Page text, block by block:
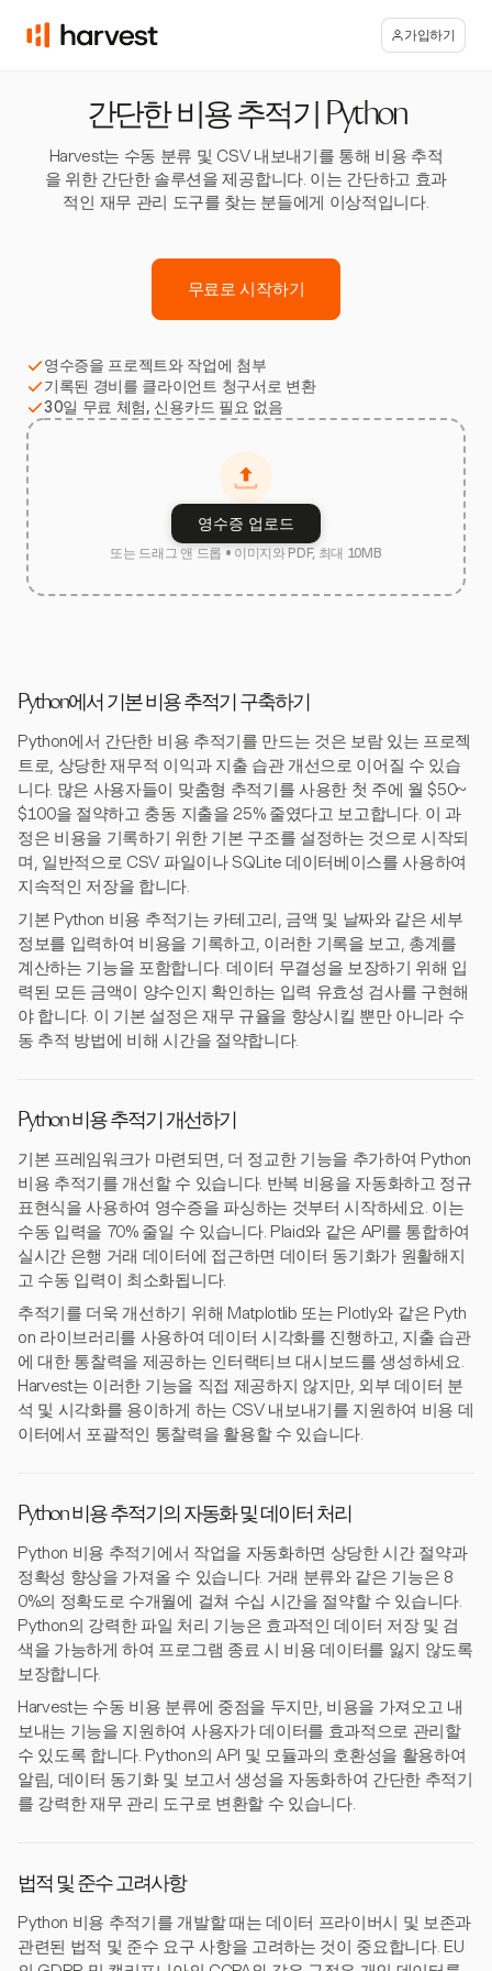
가입하기
간단한 비용 추적기 Python
Harvest는 수동 분류 및 CSV 내보내기를 통해 비용 추적
을 위한 간단한 솔루션을 제공합니다. 이는 간단하고 효과
적인 재무 관리 도구를 찾는 분들에게 이상적입니다.
무료로 시작하기
영수증을 프로젝트와 작업에 첨부
기록된 경비를 클라이언트 청구서로 변환
30일 무료 체험, 신용카드 필요 없음
영수증 업로드
또는 드래그 앤 드롭 • 이미지와 PDF, 최대 10MB
Python에서 기본 비용 추적기 구축하기
Python에서 간단한 비용 추적기를 만드는 것은 보람 있는 프로젝
트로, 상당한 재무적 이익과 지출 습관 개선으로 이어질 수 있습
니다. 많은 사용자들이 맞춤형 추적기를 사용한 첫 주에 월 $50~
$100을 절약하고 충동 지출을 25% 줄였다고 보고합니다. 이 과
정은 비용을 기록하기 위한 기본 구조를 설정하는 것으로 시작되
며, 일반적으로 CSV 파일이나 SQLite 데이터베이스를 사용하여
지속적인 저장을 합니다.
기본 Python 비용 추적기는 카테고리, 금액 및 날짜와 같은 세부
정보를 입력하여 비용을 기록하고, 이러한 기록을 보고, 총계를
계산하는 기능을 포함합니다. 데이터 무결성을 보장하기 위해 입
력된 모든 금액이 양수인지 확인하는 입력 유효성 검사를 구현해
야 합니다. 이 기본 설정은 재무 규율을 향상시킬 뿐만 아니라 수
동 추적 방법에 비해 시간을 절약합니다.
Python 비용 추적기 개선하기
기본 프레임워크가 마련되면, 더 정교한 기능을 추가하여 Python
비용 추적기를 개선할 수 있습니다. 반복 비용을 자동화하고 정규
표현식을 사용하여 영수증을 파싱하는 것부터 시작하세요. 이는
수동 입력을 70% 줄일 수 있습니다. Plaid와 같은 API를 통합하여
실시간 은행 거래 데이터에 접근하면 데이터 동기화가 원활해지
고 수동 입력이 최소화됩니다.
추적기를 더욱 개선하기 위해 Matplotlib 또는 Plotly와 같은 Pyth
on 라이브러리를 사용하여 데이터 시각화를 진행하고, 지출 습관
에 대한 통찰력을 제공하는 인터랙티브 대시보드를 생성하세요.
Harvest는 이러한 기능을 직접 제공하지 않지만, 외부 데이터 분
석 및 시각화를 용이하게 하는 CSV 내보내기를 지원하여 비용 데
이터에서 포괄적인 통찰력을 활용할 수 있습니다.
Python 비용 추적기의 자동화 및 데이터 처리
Python 비용 추적기에서 작업을 자동화하면 상당한 시간 절약과
정확성 향상을 가져올 수 있습니다. 거래 분류와 같은 기능은 8
0%의 정확도로 수개월에 걸쳐 수십 시간을 절약할 수 있습니다.
Python의 강력한 파일 처리 기능은 효과적인 데이터 저장 및 검
색을 가능하게 하여 프로그램 종료 시 비용 데이터를 잃지 않도록
보장합니다.
Harvest는 수동 비용 분류에 중점을 두지만, 비용을 가져오고 내
보내는 기능을 지원하여 사용자가 데이터를 효과적으로 관리할
수 있도록 합니다. Python의 API 및 모듈과의 호환성을 활용하여
알림, 데이터 동기화 및 보고서 생성을 자동화하여 간단한 추적기
를 강력한 재무 관리 도구로 변환할 수 있습니다.
법적 및 준수 고려사항
Python 비용 추적기를 개발할 때는 데이터 프라이버시 및 보존과
관련된 법적 및 준수 요구 사항을 고려하는 것이 중요합니다. EU